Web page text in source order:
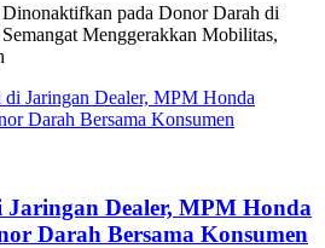
pada Donor Darah di
Menggerakkan Mobilitas,
Jaringan Dealer, MPM Honda
Darah Bersama Konsumen